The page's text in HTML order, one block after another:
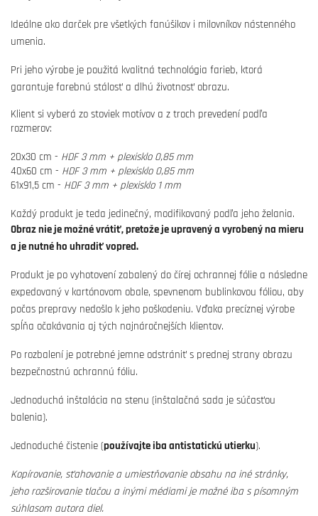
Ideálne ako darček pre všetkých fanúšikov i milovníkov nástenného
umenia.
Pri jeho výrobe je použitá kvalitná technológia farieb, ktorá
garantuje farebnú stálosť a dlhú životnosť obrazu.
Klient si vyberá zo stoviek motívov a z troch prevedení podľa
rozmerov:
20x30 cm - HDF 3 mm + plexisklo 0,85 mm
40x60 cm - HDF 3 mm + plexisklo 0,85 mm
61x91,5 cm - HDF 3 mm + plexisklo 1 mm
Každý produkt je teda jedinečný, modifikovaný podľa jeho želania.
Obraz nie je možné vrátiť, pretože je upravený a vyrobený na mieru
a je nutné ho uhradiť vopred.
Produkt je po vyhotovení zabalený do čírej ochrannej fólie a následne
expedovaný v kartónovom obale, spevnenom bublinkovou fóliou, aby
počas prepravy nedošlo k jeho poškodeniu. Vďaka precíznej výrobe
spĺňa očakávania aj tých najnáročnejších klientov.
Po rozbalení je potrebné jemne odstrániť s prednej strany obrazu
bezpečnostnú ochrannú fóliu.
Jednoduchá inštalácia na stenu (inštalačná sada je súčasťou
balenia).
Jednoduché čistenie (používajte iba antistatickú utierku).
Kopírovanie, sťahovanie a umiestňovanie obsahu na iné stránky,
jeho rozširovanie tlačou a inými médiami je možné iba s písomným
súhlasom autora diel.